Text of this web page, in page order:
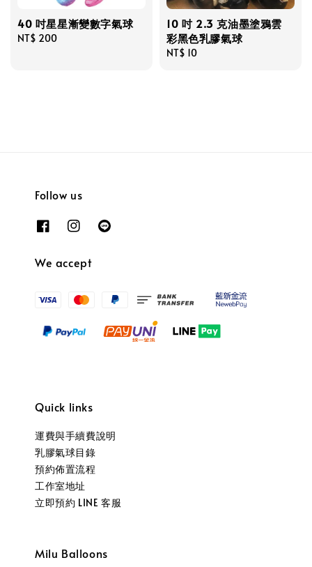
40 吋星星漸變數字氣球
Regular
NT$ 200
10 吋 2.3 克油墨塗鴉雲
彩黑色乳膠氣球
Regular
NT$ 10
Follow us
We accept
Quick links
運費與手續費說明
乳膠氣球目錄
預約佈置流程
工作室地址
立即預約 LINE 客服
Milu Balloons